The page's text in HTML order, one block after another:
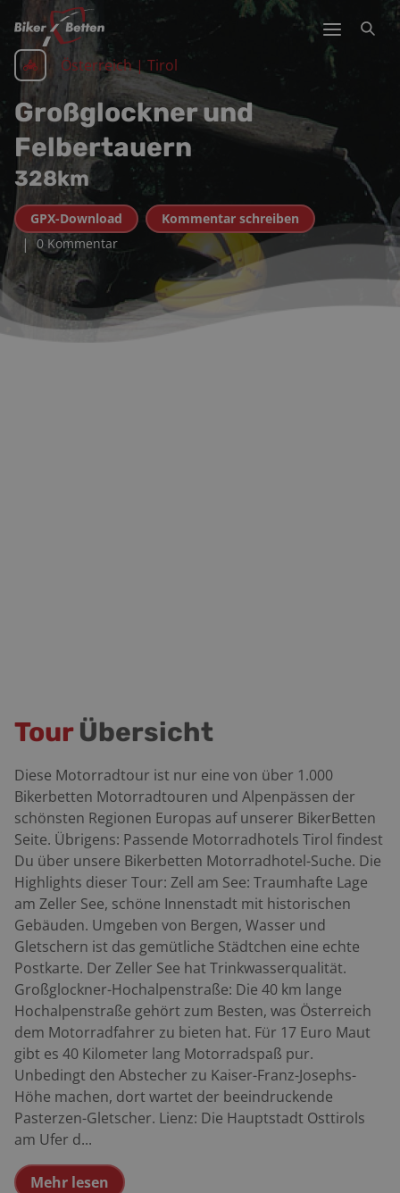
Österreich | Tirol
Großglockner und
Felbertauern
328km
GPX-Download Kommentar schreiben
| 0 Kommentar
Tour Übersicht
Diese Motorradtour ist nur eine von über 1.000
Bikerbetten Motorradtouren und Alpenpässen der
schönsten Regionen Europas auf unserer BikerBetten
Seite. Übrigens: Passende Motorradhotels Tirol findest
Du über unsere Bikerbetten Motorradhotel-Suche. Die
Highlights dieser Tour: Zell am See: Traumhafte Lage
am Zeller See, schöne Innenstadt mit historischen
Gebäuden. Umgeben von Bergen, Wasser und
Gletschern ist das gemütliche Städtchen eine echte
Postkarte. Der Zeller See hat Trinkwasserqualität.
Großglockner-Hochalpenstraße: Die 40 km lange
Hochalpenstraße gehört zum Besten, was Österreich
dem Motorradfahrer zu bieten hat. Für 17 Euro Maut
gibt es 40 Kilometer lang Motorradspaß pur.
Unbedingt den Abstecher zu Kaiser-Franz-Josephs-
Höhe machen, dort wartet der beeindruckende
Pasterzen-Gletscher. Lienz: Die Hauptstadt Osttirols
am Ufer d...
Mehr lesen